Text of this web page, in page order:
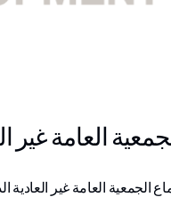
العامة
العادية الذي عقد في 21/05/2026 حيث تمت